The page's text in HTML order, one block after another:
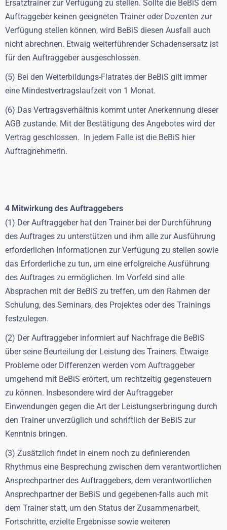
Ersatztrainer zur Verfügung zu stellen. Sollte die BeBiS dem
Auftraggeber keinen geeigneten Trainer oder Dozenten zur
Verfügung stellen können, wird BeBiS diesen Ausfall auch
nicht abrechnen. Etwaig weiterführender Schadensersatz ist
für den Auftraggeber ausgeschlossen.
(5) Bei den Weiterbildungs-Flatrates der BeBiS gilt immer
eine Mindestvertragslaufzeit von 1 Monat.
(6) Das Vertragsverhältnis kommt unter Anerkennung dieser
AGB zustande. Mit der Bestätigung des Angebotes wird der
Vertrag geschlossen. In jedem Falle ist die BeBiS hier
Auftragnehmerin.
4 Mitwirkung des Auftraggebers
(1) Der Auftraggeber hat den Trainer bei der Durchführung
des Auftrages zu unterstützen und ihm alle zur Ausführung
erforderlichen Informationen zur Verfügung zu stellen sowie
das Erforderliche zu tun, um eine erfolgreiche Ausführung
des Auftrages zu ermöglichen. Im Vorfeld sind alle
Absprachen mit der BeBiS zu treffen, um den Rahmen der
Schulung, des Seminars, des Projektes oder des Trainings
festzulegen.
(2) Der Auftraggeber informiert auf Nachfrage die BeBiS
über seine Beurteilung der Leistung des Trainers. Etwaige
Probleme oder Differenzen werden vom Auftraggeber
umgehend mit BeBiS erörtert, um rechtzeitig gegensteuern
zu können. Insbesondere wird der Auftraggeber
Einwendungen gegen die Art der Leistungserbringung durch
den Trainer unverzüglich und schriftlich der BeBiS zur
Kenntnis bringen.
(3) Zusätzlich findet in einem noch zu definierenden
Rhythmus eine Besprechung zwischen dem verantwortlichen
Ansprechpartner des Auftraggebers, dem verantwortlichen
Ansprechpartner der BeBiS und gegebenen-falls auch mit
dem Trainer statt, um den Status der Zusammenarbeit,
Fortschritte, erzielte Ergebnisse sowie weiteren